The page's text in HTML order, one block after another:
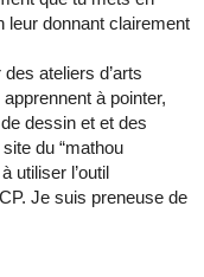
leur donnant clairement
ateliers d’arts
à pointer,
dessin et et des
du “mathou
utiliser l’outil
Je suis preneuse de